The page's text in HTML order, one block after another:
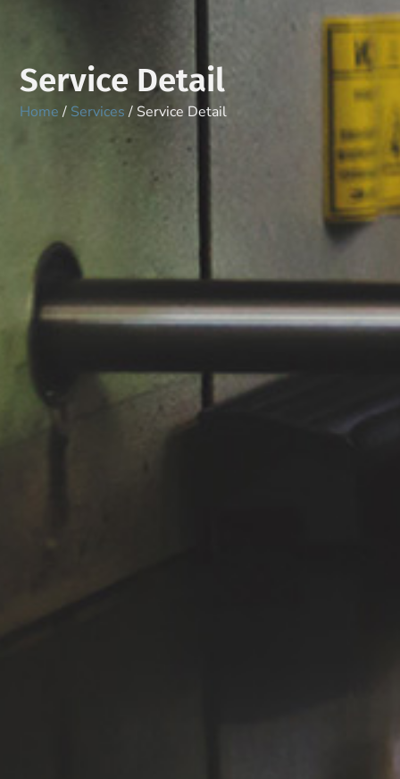
Service Detail
Home/ Services/ Service Detail